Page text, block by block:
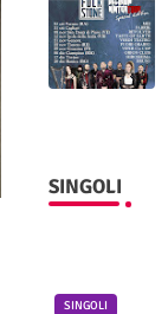
SINGOLI
SINGOLI